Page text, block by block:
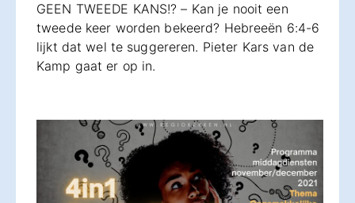
GEEN TWEEDE KANS!? – Kan je nooit een
tweede keer worden bekeerd? Hebreeën 6:4-6
lijkt dat wel te suggereren. Pieter Kars van de
Kamp gaat er op in.